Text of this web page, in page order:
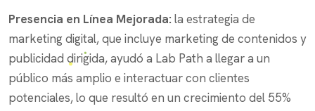
Presencia en Línea Mejorada: la estrategia de
marketing digital, que incluye marketing de contenidos y
publicidad dirigida, ayudó a Lab Path a llegar a un
público más amplio e interactuar con clientes
potenciales, lo que resultó en un crecimiento del 55%